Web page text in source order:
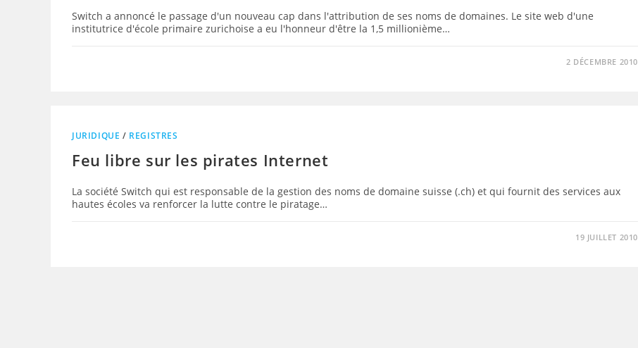
Switch a annoncé le passage d'un nouveau cap dans l'attribution de ses noms de domaines. Le site web d'une
institutrice d'école primaire zurichoise a eu l'honneur d'être la 1,5 millionième…
2 DÉCEMBRE 2010
JURIDIQUE / REGISTRES
Feu libre sur les pirates Internet
La société Switch qui est responsable de la gestion des noms de domaine suisse (.ch) et qui fournit des services aux
hautes écoles va renforcer la lutte contre le piratage…
19 JUILLET 2010